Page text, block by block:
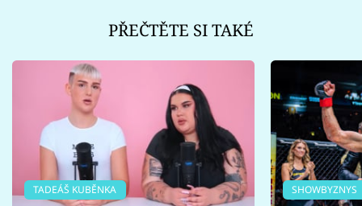
PŘEČTĚTE SI TAKÉ
TADEÁŠ KUBĚNKA SHOWBYZNYS